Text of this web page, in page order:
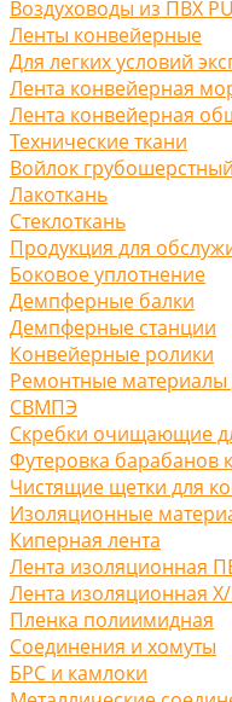
Воздуховоды из ПВХ
Ленты конвейерные
Для легких условий
Лента конвейерная
Лента конвейерная
Технические ткани
Войлок грубошерстный
Лакоткань
Стеклоткань
Продукция для
Боковое уплотнение
Демпферные балки
Демпферные станции
Конвейерные ролики
Ремонтные материалы
СВМПЭ
Скребки очищающие
Футеровка барабанов
Чистящие щетки для
Изоляционные
Киперная лента
Лента изоляционная
Лента изоляционная
Пленка полиимидная
Соединения и хомуты
БРС и камлоки